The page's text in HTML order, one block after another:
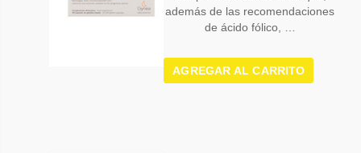
además de las recomendaciones
de ácido fólico, …
AGREGAR AL CARRITO